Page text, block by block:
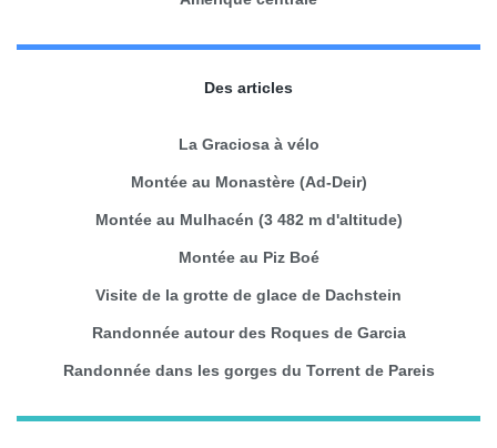
Des articles
La Graciosa à vélo
Montée au Monastère (Ad-Deir)
Montée au Mulhacén (3 482 m d'altitude)
Montée au Piz Boé
Visite de la grotte de glace de Dachstein
Randonnée autour des Roques de Garcia
Randonnée dans les gorges du Torrent de Pareis